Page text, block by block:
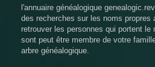
l'annuaire généalogique
des recherches sur les noms propres
retrouver les personnes qui portent le
sont peut être membre de votre
arbre généalogique.